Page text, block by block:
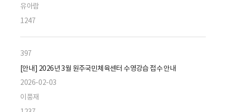
유아람
1247
397
[안내] 2026년 3월 원주국민체육센터 수영강습 접수 안내
2026-02-03
이풍재